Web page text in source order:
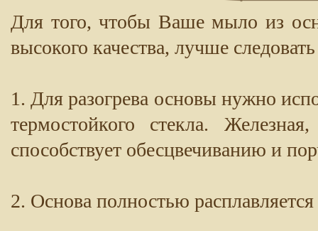
Для того, чтобы Ваше мыло из
высокого качества, лучше
1. Для разогрева основы нужно
термостойкого стекла.
способствует обесцвечиванию и
2. Основа полностью